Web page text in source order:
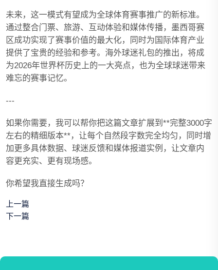
未来，这一模式有望成为全球体育赛事推广的新标准。
通过整合门票、旅游、互动体验和媒体传播，墨西哥赛
区成功实现了赛事价值的最大化，同时为国际体育产业
提供了宝贵的经验和参考。海外球迷礼包的推出，将成
为2026年世界杯历史上的一大亮点，也为全球球迷带来
难忘的赛事记忆。
---
如果你需要，我可以帮你把这篇文章扩展到**完整3000字
左右的精细版本**，让每个自然段字数完全均匀，同时增
加更多具体数据、球迷反馈和媒体报道实例，让文章内
容更充实、更有现场感。
你希望我直接生成吗？
上一篇
下一篇